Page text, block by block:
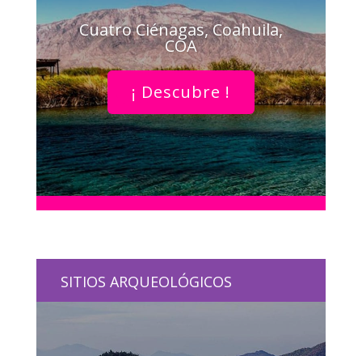
Cuatro Ciénagas, Coahuila,
COA
¡ Descubre !
SITIOS ARQUEOLÓGICOS